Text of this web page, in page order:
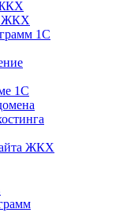
ЖКХ
1С
1С
ЖКХ